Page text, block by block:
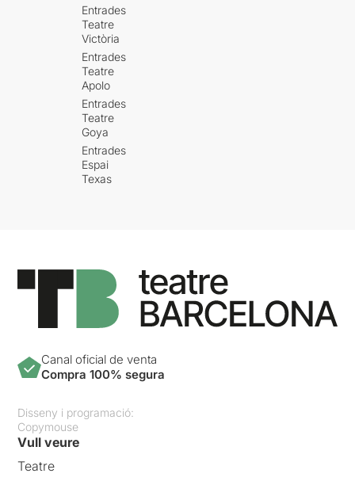
Entrades
Teatre
Victòria
Entrades
Teatre
Apolo
Entrades
Teatre
Goya
Entrades
Espai
Texas
Canal oficial de venta
Compra 100% segura
Disseny i programació:
Copymouse
Vull veure
Teatre